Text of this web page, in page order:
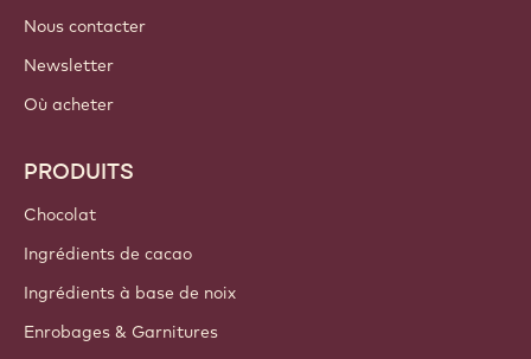
Nous contacter
Newsletter
Où acheter
PRODUITS
Chocolat
Ingrédients de cacao
Ingrédients à base de noix
Enrobages & Garnitures